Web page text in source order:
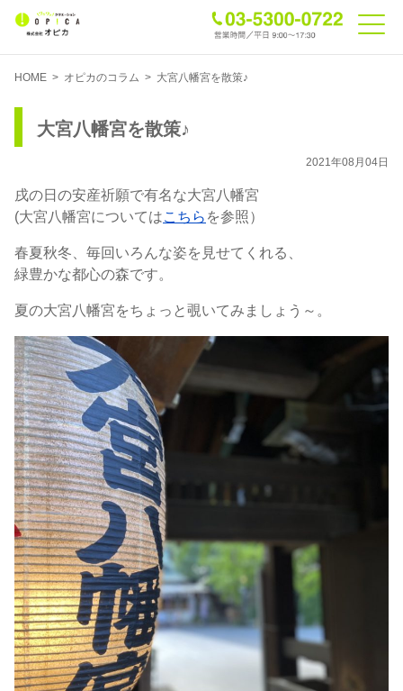
HOME > オピカのコラム > 大宮八幡宮を散策♪
大宮八幡宮を散策♪
2021年08月04日
戌の日の安産祈願で有名な大宮八幡宮
(大宮八幡宮についてはこちら を参照）
春夏秋冬、毎回いろんな姿を見せてくれる、
緑豊かな都心の森です。
夏の大宮八幡宮をちょっと覗いてみましょう～。